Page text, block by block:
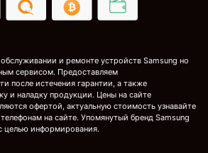
и ремонте устройств Samsung но
сервисом. Предоставляем
после истечения гарантии, а также
и наладку продукции. Цены на сайте
офертой, актуальную стоимость узнавайте
на сайте. Упомянутый бренд Samsung
целью информирования.